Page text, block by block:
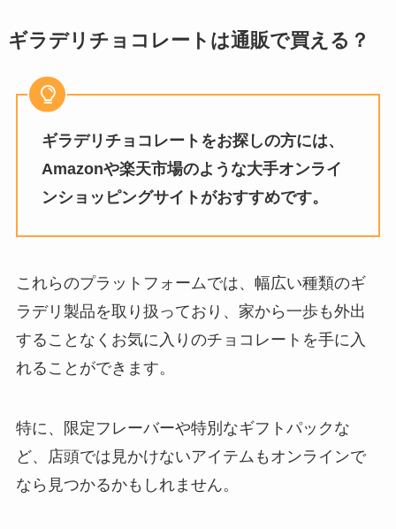
ギラデリチョコレートは通販で買える？
ギラデリチョコレートをお探しの方には、
Amazonや楽天市場のような大手オンライ
ンショッピングサイトがおすすめです。
これらのプラットフォームでは、幅広い種類のギ
ラデリ製品を取り扱っており、家から一歩も外出
することなくお気に入りのチョコレートを手に入
れることができます。
特に、限定フレーバーや特別なギフトパックな
ど、店頭では見かけないアイテムもオンラインで
なら見つかるかもしれません。